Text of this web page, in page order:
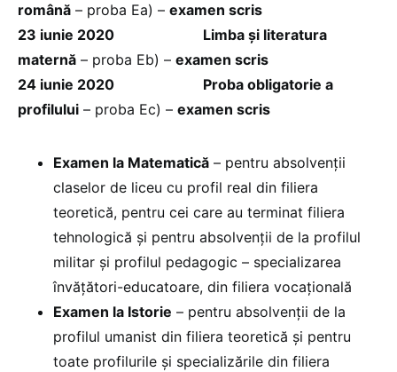
română – proba Ea) – examen scris
23 iunie 2020
Limba și literatura
maternă – proba Eb) – examen scris
24 iunie 2020
Proba obligatorie a
profilului – proba Ec) – examen scris
Examen la Matematică – pentru absolvenții
claselor de liceu cu profil real din filiera
teoretică, pentru cei care au terminat filiera
tehnologică și pentru absolvenții de la profilul
militar și profilul pedagogic – specializarea
învățători-educatoare, din filiera vocațională
Examen la Istorie – pentru absolvenții de la
profilul umanist din filiera teoretică și pentru
toate profilurile și specializările din filiera